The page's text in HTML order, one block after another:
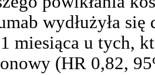
wydłużyła
miesiąca u tych,
(HR 0,82,